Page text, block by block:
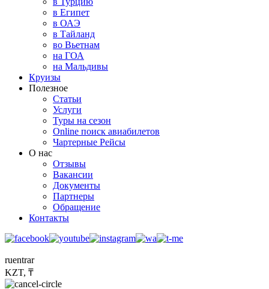
в Египет
в ОАЭ
в Тайланд
во Вьетнам
на ГОА
на Мальдивы
Круизы
Полезное
Статьи
Услуги
Туры на сезон
Online поиск авиабилетов
Чартерные Рейсы
О нас
Отзывы
Вакансии
Документы
Партнеры
Обращение
Контакты
ruentrar
KZT, ₸